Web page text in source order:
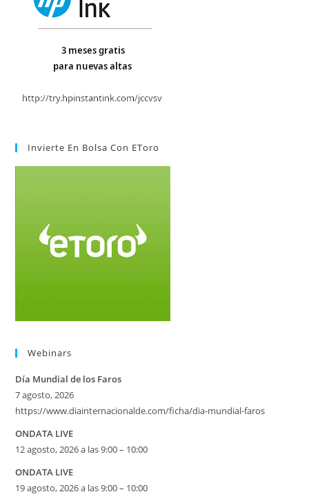
Invierte En Bolsa Con EToro
Webinars
Día Mundial de los Faros
7 agosto, 2026
https://www.diainternacionalde.com/ficha/dia-mundial-faros
ONDATA LIVE
12 agosto, 2026 a las 9:00 – 10:00
ONDATA LIVE
19 agosto, 2026 a las 9:00 – 10:00